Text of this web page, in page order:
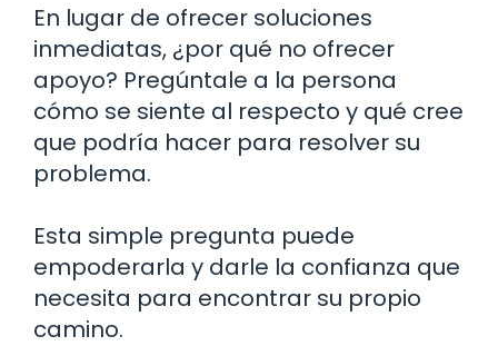
En lugar de ofrecer soluciones
inmediatas, ¿por qué no ofrecer
apoyo? Pregúntale a la persona
cómo se siente al respecto y qué cree
que podría hacer para resolver su
problema.
Esta simple pregunta puede
empoderarla y darle la confianza que
necesita para encontrar su propio
camino.